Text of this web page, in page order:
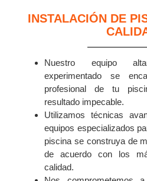
INSTALACIÓN DE
Nuestro equipo
experimentado se
profesional de tu
resultado impecable.
Utilizamos técnicas
equipos especializados
piscina se construya de
de acuerdo con los
calidad.